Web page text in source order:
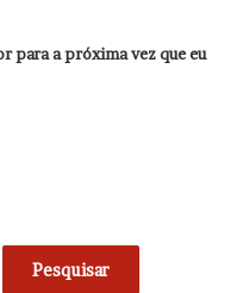
para a próxima vez que eu
Pesquisar